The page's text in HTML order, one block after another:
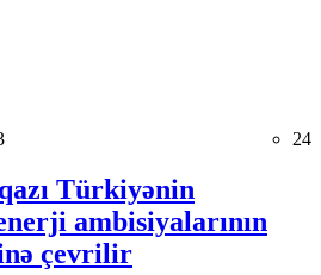
24
Türkiyənin
ambisiyalarının
çevrilir